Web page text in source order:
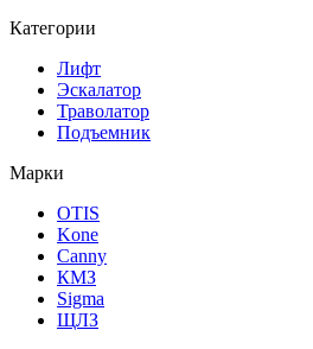
Категории
Лифт
Эскалатор
Траволатор
Подъемник
Марки
OTIS
Kone
Canny
КМЗ
Sigma
ЩЛЗ